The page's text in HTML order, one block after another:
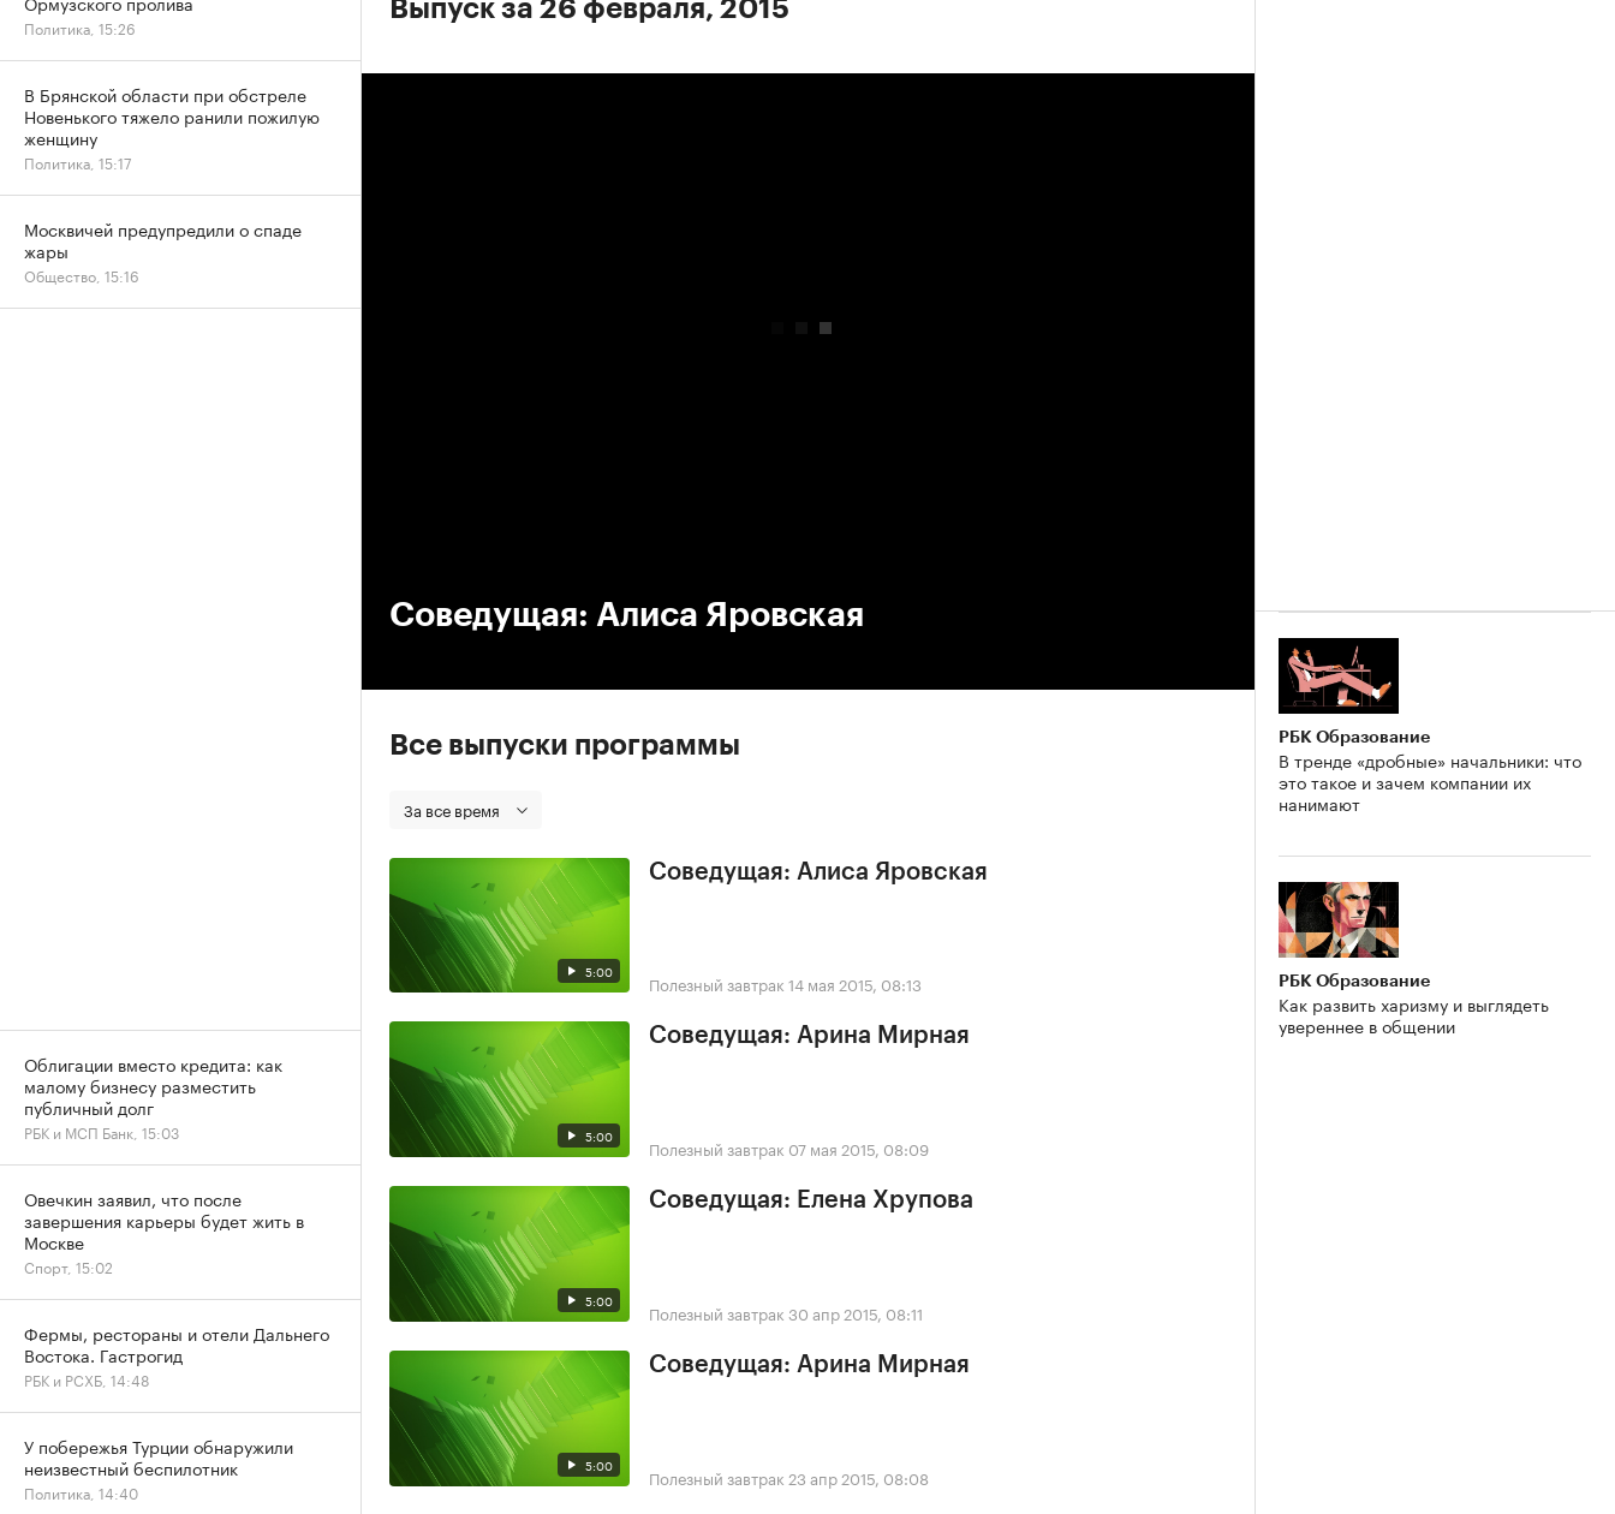
Выпуск за 26 февраля, 2015
Соведущая: Алиса Яровская
Все выпуски программы
За все время
5:00
Соведущая: Алиса Яровская
Полезный завтрак 14 мая 2015, 08:13
5:00
Соведущая: Арина Мирная
Полезный завтрак 07 мая 2015, 08:09
5:00
Соведущая: Елена Хрупова
Полезный завтрак 30 апр 2015, 08:11
5:00
Соведущая: Арина Мирная
Полезный завтрак 23 апр 2015, 08:08
РБК Образование
В тренде «дробные» начальники: что
это такое и зачем компании их
нанимают
РБК Образование
Как развить харизму и выглядеть
увереннее в общении
Политика, 15:26
В Брянской области при обстреле
Новенького тяжело ранили пожилую
женщину
Политика, 15:17
Москвичей предупредили о спаде
жары
Общество, 15:16
Облигации вместо кредита: как
малому бизнесу разместить
публичный долг
РБК и МСП Банк, 15:03
Овечкин заявил, что после
завершения карьеры будет жить в
Москве
Спорт, 15:02
Фермы, рестораны и отели Дальнего
Востока. Гастрогид
РБК и РСХБ, 14:48
У побережья Турции обнаружили
неизвестный беспилотник
Политика, 14:40